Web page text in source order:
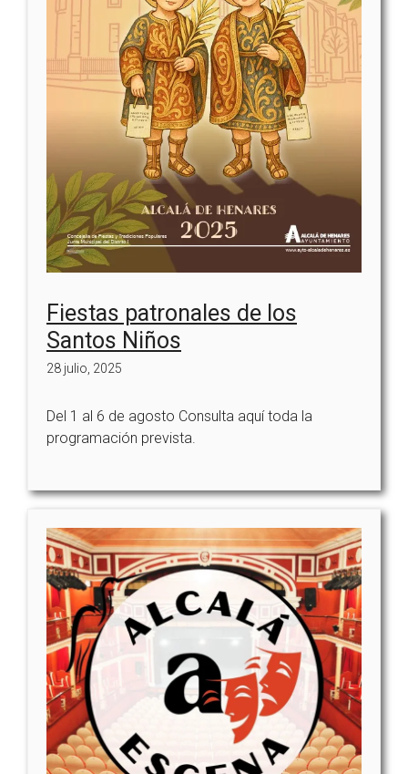
Fiestas patronales de los
Santos Niños
28 julio, 2025
Del 1 al 6 de agosto Consulta aquí toda la
programación prevista.